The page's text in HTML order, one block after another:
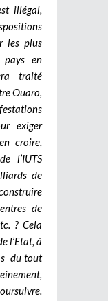
illégal,
les plus
en
traité
Ouaro,
exiger
croire,
l’IUTS
de
de
? Cela
l’Etat, à
du tout